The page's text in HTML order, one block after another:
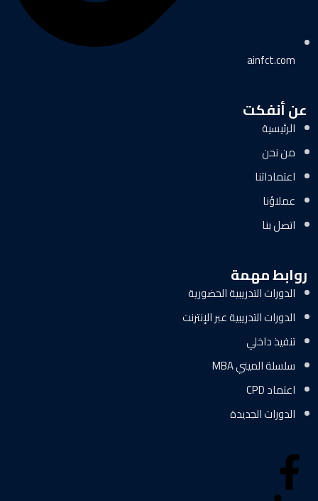
ainfct.com
عن أنفكت
الرئيسية
من نحن
اعتماداتنا
عملاؤنا
اتصل بنا
روابط مهمة
الدورات التدريبية الحضورية
الدورات التدريبية عبر الإنترنت
تنفيذ داخلي
سلسلة الميني MBA
اعتماد CPD
الدورات الجديدة